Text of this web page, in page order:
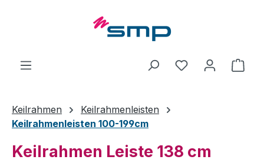
Zum Hauptinhalt springen
Keilrahmen
Keilrahmenleisten
Keilrahmenleisten 100-199cm
Keilrahmen Leiste 138 cm